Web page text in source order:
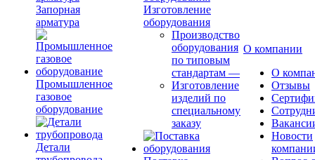
Запорная
арматура
Промышленное
газовое
оборудование
Детали
Изготовление
оборудования
Производство
оборудования
по типовым
стандартам —
Изготовление
изделий по
специальному
заказу
О компании
О
Отзывы
Новости